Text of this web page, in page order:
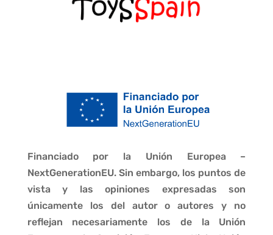
Financiado por la Unión Europea –
NextGenerationEU. Sin embargo, los puntos de
vista y las opiniones expresadas son
únicamente los del autor o autores y no
reflejan necesariamente los de la Unión